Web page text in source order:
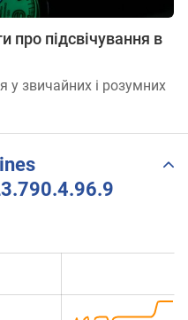
про підсвічування в
у звичайних і розумних